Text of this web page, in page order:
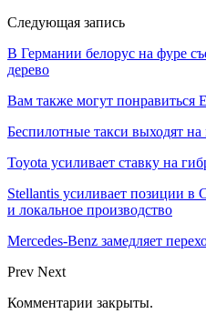
Следующая запись
В Германии белорус на фуре
дерево
Вам также могут понравиться
Беспилотные такси выходят
Toyota усиливает ставку на
Stellantis усиливает позиции
и локальное производство
Mercedes-Benz замедляет
Prev Next
Комментарии закрыты.